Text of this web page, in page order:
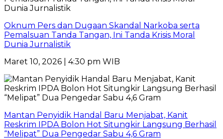
Oknum Pers dan Dugaan Skandal Narkoba serta
Pemalsuan Tanda Tangan, Ini Tanda Krisis Moral
Dunia Jurnalistik
Maret 10, 2026 | 4:30 pm WIB
Mantan Penyidik Handal Baru Menjabat, Kanit
Reskrim IPDA Bolon Hot Situngkir Langsung Berhasil
“Melipat” Dua Pengedar Sabu 4,6 Gram